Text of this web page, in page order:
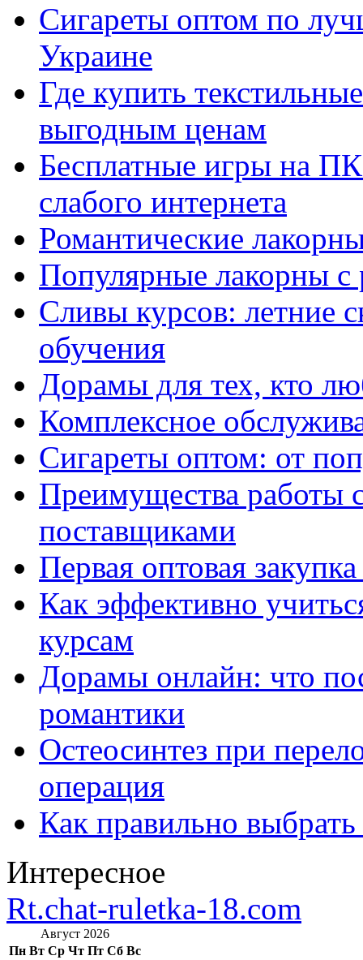
Сигареты оптом по
Украине
Где купить
выгодным ценам
Бесплатные игры на
слабого интернета
Романтические
Популярные лакорны с
Сливы курсов: летние
обучения
Дорамы для тех, кто
Комплексное
Сигареты оптом: от
Преимущества работы
поставщиками
Первая оптовая
Как эффективно
курсам
Дорамы онлайн: что
романтики
Остеосинтез при
операция
Как правильно
Интересное
Rt.chat-ruletka-18.com
Август 2026
Пн Вт Ср Чт Пт Сб Вс